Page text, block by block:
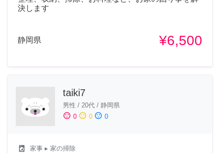
決します
静岡県 ¥6,500
taiki7
男性 / 20代 / 静岡県
sentiment_satisfied 0 sentiment_neutral 0 sentiment_dissatisfied 0
local_laundry_service 家事 ▸ 家の掃除